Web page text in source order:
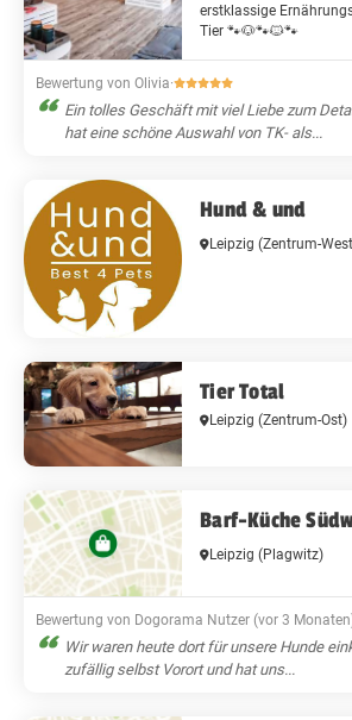
erstklassige
Tier 🐾🐶🐾🐱🐾
Bewertung von Olivia·
Ein tolles Geschäft mit viel Liebe zum
hat eine schöne Auswahl von TK- als...
Hund & und
Leipzig(Zentrum-
Tier Total
Leipzig(Zentrum-Ost)
Barf-Küche
Leipzig(Plagwitz)
Bewertung von Dogorama Nutzer (vor 3
Wir waren heute dort für unsere Hunde
zufällig selbst Vorort und hat uns...